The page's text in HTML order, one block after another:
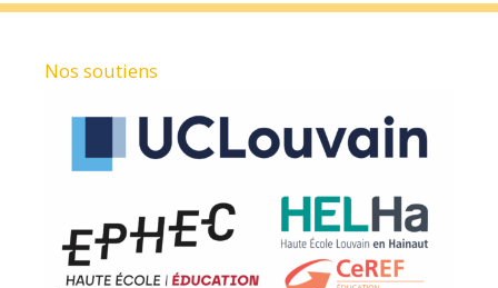
Nos soutiens